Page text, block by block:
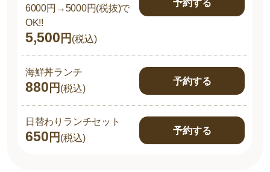
6000円→5000円(税抜)で
OK!!
5,500 円 (税込)
予約する
海鮮丼ランチ
880 円 (税込)
予約する
日替わりランチセット
650 円 (税込)
予約する